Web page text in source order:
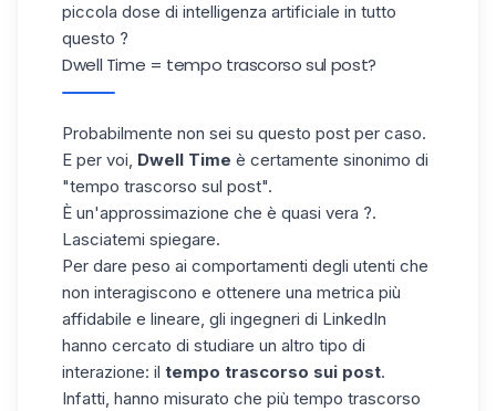
piccola dose di intelligenza artificiale in tutto
questo ?
Dwell Time = tempo trascorso sul post?
Probabilmente non sei su questo post per caso.
E per voi, Dwell Time è certamente sinonimo di
"tempo trascorso sul post".
È un'approssimazione che è quasi vera ?.
Lasciatemi spiegare.
Per dare peso ai comportamenti degli utenti che
non interagiscono e ottenere una metrica più
affidabile e lineare, gli ingegneri di LinkedIn
hanno cercato di studiare un altro tipo di
interazione: il tempo trascorso sui post.
Infatti, hanno misurato che più tempo trascorso